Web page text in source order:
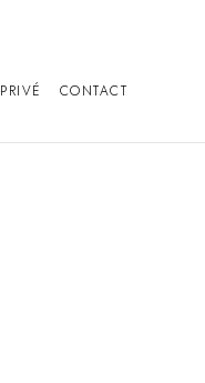
PRIVÉ CONTACT